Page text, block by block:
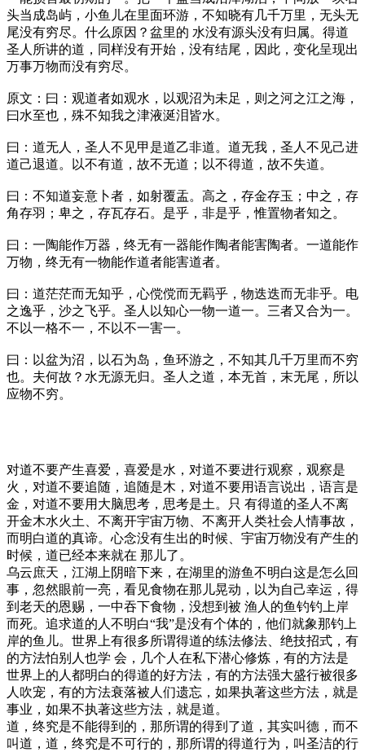
头当成岛屿，小鱼儿在里面环游，不知晓有几千万里，无头无
尾没有穷尽。什么原因？盆里的 水没有源头没有归属。得道
圣人所讲的道，同样没有开始，没有结尾，因此，变化呈现出
万事万物而没有穷尽。
原文：曰：观道者如观水，以观沼为未足，则之河之江之海，
曰水至也，殊不知我之津液涎泪皆水。
曰：道无人，圣人不见甲是道乙非道。道无我，圣人不见己进
道己退道。以不有道，故不无道；以不得道，故不失道。
曰：不知道妄意卜者，如射覆盂。高之，存金存玉；中之，存
角存羽；卑之，存瓦存石。是乎，非是乎，惟置物者知之。
曰：一陶能作万器，终无有一器能作陶者能害陶者。一道能作
万物，终无有一物能作道者能害道者。
曰：道茫茫而无知乎，心傥傥而无羁乎，物迭迭而无非乎。电
之逸乎，沙之飞乎。圣人以知心一物一道一。三者又合为一。
不以一格不一，不以不一害一。
曰：以盆为沼，以石为岛，鱼环游之，不知其几千万里而不穷
也。夫何故？水无源无归。圣人之道，本无首，末无尾，所以
应物不穷。
对道不要产生喜爱，喜爱是水，对道不要进行观察，观察是
火，对道不要追随，追随是木，对道不要用语言说出，语言是
金，对道不要用大脑思考，思考是土。只 有得道的圣人不离
开金木水火土、不离开宇宙万物、不离开人类社会人情事故，
而明白道的真谛。心念没有生出的时候、宇宙万物没有产生的
时候，道已经本来就在 那儿了。
乌云庶天，江湖上阴暗下来，在湖里的游鱼不明白这是怎么回
事，忽然眼前一亮，看见食物在那儿晃动，以为自己幸运，得
到老天的恩赐，一中吞下食物，没想到被 渔人的鱼钓钓上岸
而死。追求道的人不明白“我”是没有个体的，他们就象那钓上
岸的鱼儿。世界上有很多所谓得道的练法修法、绝技招式，有
的方法怕别人也学 会，几个人在私下潜心修炼，有的方法是
世界上的人都明白的得道的好方法，有的方法强大盛行被很多
人吹宠，有的方法衰落被人们遗忘，如果执著这些方法，就是
事业，如果不执著这些方法，就是道。
道，终究是不能得到的，那所谓的得到了道，其实叫德，而不
叫道，道，终究是不可行的，那所谓的得道行为，叫圣洁的行